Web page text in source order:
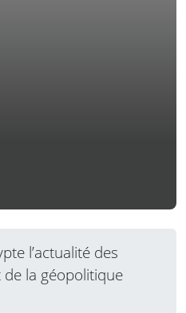
l’actualité des
la géopolitique